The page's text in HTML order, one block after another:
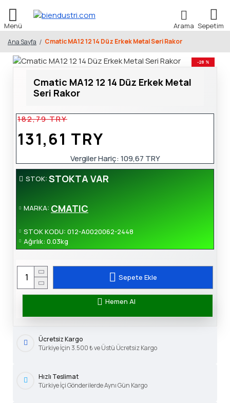
Ana Sayfa Cmatic MA12 12 14 Düz Erkek Metal Seri Rakor
-28 %
Cmatic MA12 12 14 Düz Erkek Metal
Seri Rakor
STOK: STOKTA VAR
MARKA: CMATIC
STOK KODU: 012-A0020062-2448
Ağırlık: 0.03kg
131,61 TRY
182,79 TRY
Vergiler Hariç:109,67 TRY
Sepete Ekle
Hemen Al
Ücretsiz Kargo
Türkiye İçin 3.500 ₺ ve Üstü Ücretsiz Kargo
Hızlı Teslimat
Türkiye İçi Gönderilerde Aynı Gün Kargo